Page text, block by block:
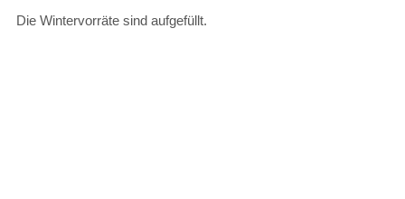
Die Wintervorräte sind aufgefüllt.